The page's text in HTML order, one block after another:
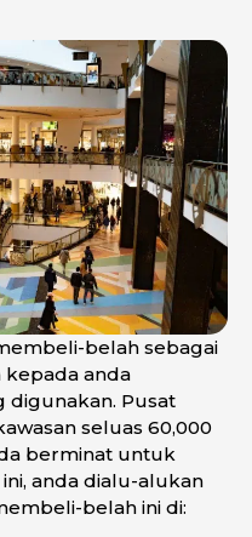
belah sebagai
anda
digunakan. Pusat
seluas 60,000
berminat untuk
anda dialu-alukan
belah ini di: